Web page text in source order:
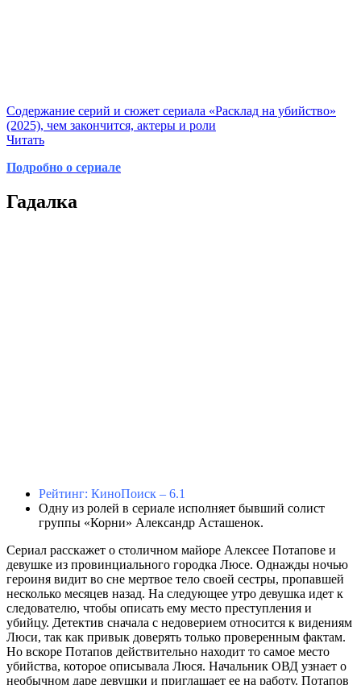
Содержание серий и сюжет сериала «Расклад на убийство»
(2025), чем закончится, актеры и роли
Читать
Подробно о сериале
Гадалка
Рейтинг: КиноПоиск – 6.1
Одну из ролей в сериале исполняет бывший солист
группы «Корни» Александр Асташенок.
Сериал расскажет о столичном майоре Алексее Потапове и
девушке из провинциального городка Люсе. Однажды ночью
героиня видит во сне мертвое тело своей сестры, пропавшей
несколько месяцев назад. На следующее утро девушка идет к
следователю, чтобы описать ему место преступления и
убийцу. Детектив сначала с недоверием относится к видениям
Люси, так как привык доверять только проверенным фактам.
Но вскоре Потапов действительно находит то самое место
убийства, которое описывала Люся. Начальник ОВД узнает о
необычном даре девушки и приглашает ее на работу. Потапов